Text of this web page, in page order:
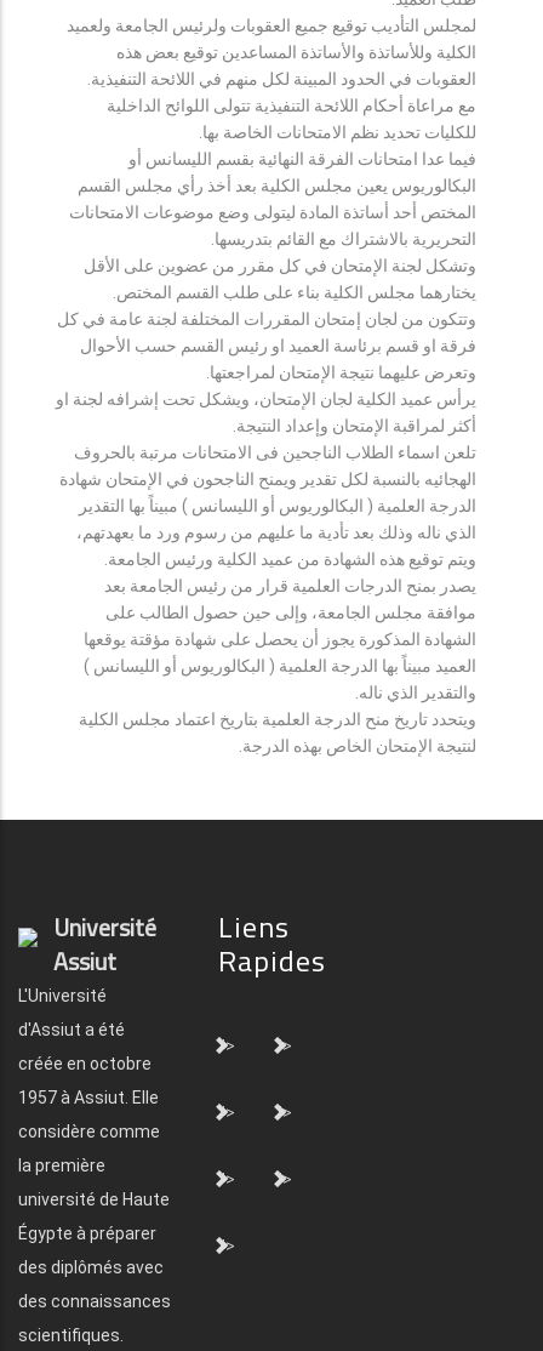
لمجلس التأديب توقيع جميع العقوبات ولرئيس الجامعة ولعميد
الكلية وللأساتذة والأساتذة المساعدين توقيع بعض هذه
العقوبات في الحدود المبينة لكل منهم في اللائحة التنفيذية.
مع مراعاة أحكام اللائحة التنفيذية تتولى اللوائح الداخلية
للكليات تحديد نظم الامتحانات الخاصة بها.
فيما عدا امتحانات الفرقة النهائية بقسم الليسانس أو
البكالوريوس يعين مجلس الكلية بعد أخذ رأي مجلس القسم
المختص أحد أساتذة المادة ليتولى وضع موضوعات الامتحانات
التحريرية بالاشتراك مع القائم بتدريسها.
وتشكل لجنة الإمتحان في كل مقرر من عضوين على الأقل
يختارهما مجلس الكلية بناء على طلب القسم المختص.
وتتكون من لجان إمتحان المقررات المختلفة لجنة عامة في كل
فرقة او قسم برئاسة العميد او رئيس القسم حسب الأحوال
وتعرض عليهما نتيجة الإمتحان لمراجعتها.
يرأس عميد الكلية لجان الإمتحان، ويشكل تحت إشرافه لجنة او
أكثر لمراقبة الإمتحان وإعداد النتيجة.
تلعن اسماء الطلاب الناجحين فى الامتحانات مرتبة بالحروف
الهجائيه بالنسبة لكل تقدير ويمنح الناجحون في الإمتحان شهادة
الدرجة العلمية ( البكالوريوس أو الليسانس ) مبيناً بها التقدير
الذي ناله وذلك بعد تأدية ما عليهم من رسوم ورد ما بعهدتهم،
ويتم توقيع هذه الشهادة من عميد الكلية ورئيس الجامعة.
يصدر بمنح الدرجات العلمية قرار من رئيس الجامعة بعد
موافقة مجلس الجامعة، وإلى حين حصول الطالب على
الشهادة المذكورة يجوز أن يحصل على شهادة مؤقتة يوقعها
العميد مبيناً بها الدرجة العلمية ( البكالوريوس أو الليسانس )
والتقدير الذي ناله.
ويتحدد تاريخ منح الدرجة العلمية بتاريخ اعتماد مجلس الكلية
لنتيجة الإمتحان الخاص بهذه الدرجة.
Université
Assiut
L'Université
d'Assiut a été
créée en octobre
1957 à Assiut. Elle
considère comme
la première
université de Haute
Égypte à préparer
des diplômés avec
des connaissances
scientifiques.
Liens
Rapides
"> ">
"> ">
"> ">
">